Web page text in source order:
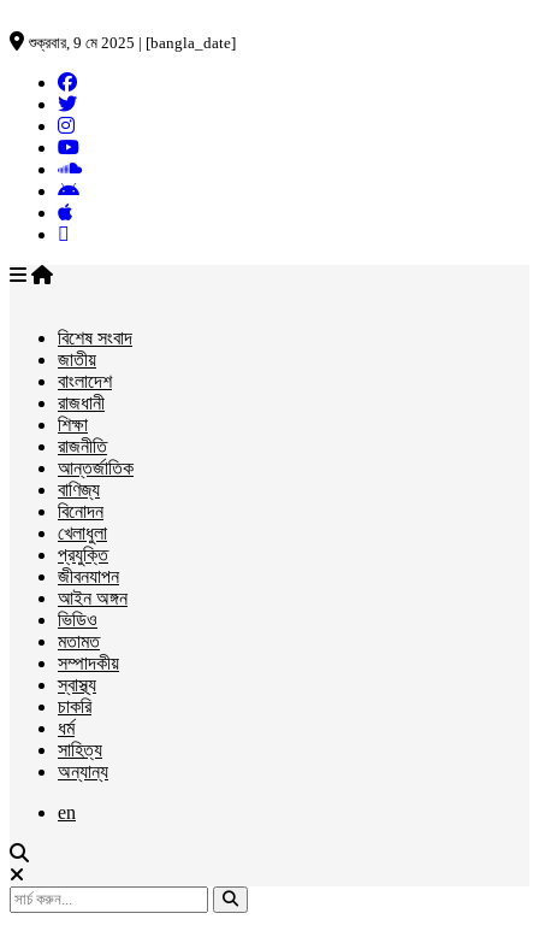
শুক্রবার, 9 মে 2025 | [bangla_date]
বিশেষ সংবাদ
জাতীয়
বাংলাদেশ
রাজধানী
শিক্ষা
রাজনীতি
আন্তর্জাতিক
বাণিজ্য
বিনোদন
খেলাধুলা
প্রযুক্তি
জীবনযাপন
আইন অঙ্গন
ভিডিও
মতামত
সম্পাদকীয়
স্বাস্থ্য
চাকরি
ধর্ম
সাহিত্য
অন্যান্য
en